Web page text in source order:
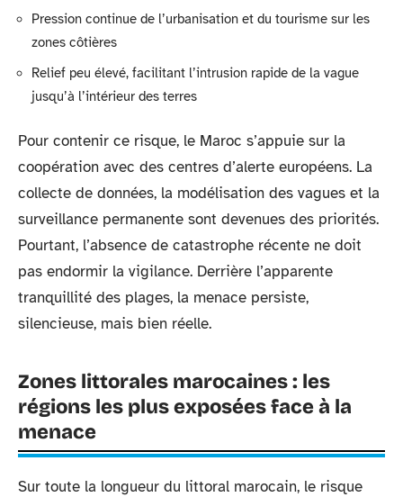
Pression continue de l’urbanisation et du tourisme sur les
zones côtières
Relief peu élevé, facilitant l’intrusion rapide de la vague
jusqu’à l’intérieur des terres
Pour contenir ce risque, le Maroc s’appuie sur la
coopération avec des centres d’alerte européens. La
collecte de données, la modélisation des vagues et la
surveillance permanente sont devenues des priorités.
Pourtant, l’absence de catastrophe récente ne doit
pas endormir la vigilance. Derrière l’apparente
tranquillité des plages, la menace persiste,
silencieuse, mais bien réelle.
Zones littorales marocaines : les
régions les plus exposées face à la
menace
Sur toute la longueur du littoral marocain, le risque